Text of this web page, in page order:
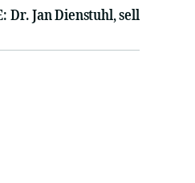
Dr. Jan Dienstuhl, sell